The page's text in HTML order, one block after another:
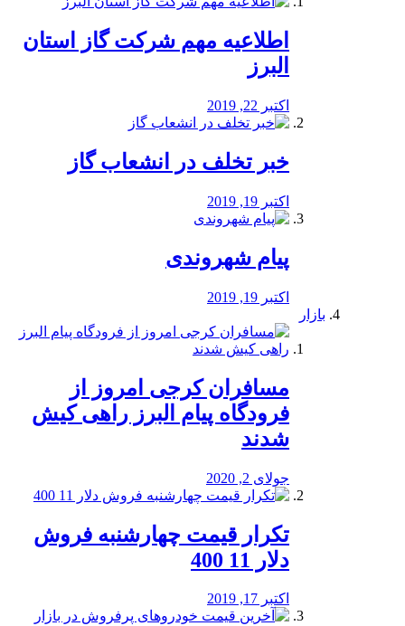
️اطلاعیه مهم شرکت گاز استان
البرز
اکتبر 22, 2019
خبر تخلف در انشعاب گاز
اکتبر 19, 2019
پیام شهروندی
اکتبر 19, 2019
بازار
مسافران کرجی امروز از
فرودگاه پیام البرز راهی کیش
شدند
جولای 2, 2020
تکرار قیمت چهارشنبه فروش
دلار 11 400
اکتبر 17, 2019